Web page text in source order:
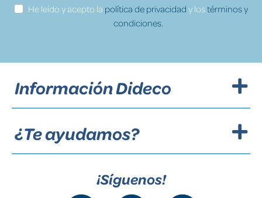
He leído y acepto la política de privacidad y lostérminos y
condiciones.
Información Dideco
¿Te ayudamos?
¡Síguenos!